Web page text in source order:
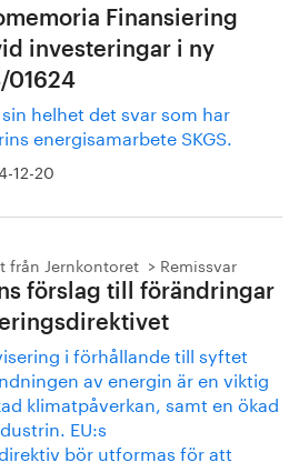
Finansiering
investeringar i ny
01624
helhet det svar som har
energisamarbete SKGS.
12-20
från Jernkontoret Remissvar
förslag till förändringar
i förhållande till syftet
av energin är en viktig
klimatpåverkan, samt en ökad
EU:s
bör utformas för att